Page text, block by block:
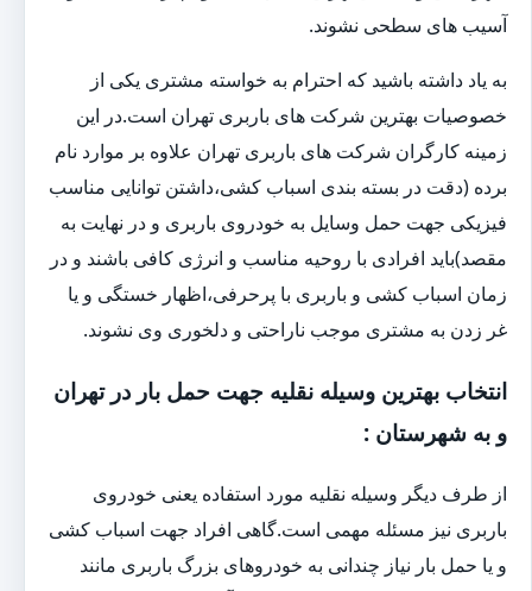
آسیب های سطحی نشوند.
به یاد داشته باشید که احترام به خواسته مشتری یکی از
خصوصیات بهترین شرکت های باربری تهران است.در این
زمینه کارگران شرکت های باربری تهران علاوه بر موارد نام
برده (دقت در بسته بندی اسباب کشی،داشتن توانایی مناسب
فیزیکی جهت حمل وسایل به خودروی باربری و در نهایت به
مقصد)باید افرادی با روحیه مناسب و انرژی کافی باشند و در
زمان اسباب کشی و باربری با پرحرفی،اظهار خستگی و یا
غر زدن به مشتری موجب ناراحتی و دلخوری وی نشوند.
انتخاب بهترین وسیله نقلیه جهت حمل بار در تهران
و به شهرستان :
از طرف دیگر وسیله نقلیه مورد استفاده یعنی خودروی
باربری نیز مسئله مهمی است.گاهی افراد جهت اسباب کشی
و یا حمل بار نیاز چندانی به خودروهای بزرگ باربری مانند